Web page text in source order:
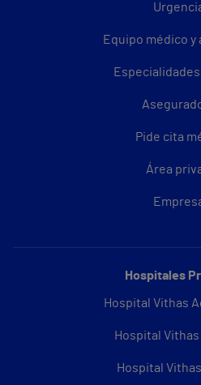
Equipo médico y
Pide cita
Área
Hospitales
Hospital Vithas
Hospital
Hospital